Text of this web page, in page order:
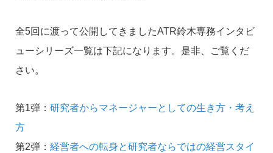
全5回に渡って公開してきましたATR鈴木専務インタビ
ューシリーズ一覧は下記になります。是非、ご覧くだ
さい。
第1弾： 研究者からマネージャーとしての生き方・考え
方
第2弾： 経営者への転身と研究者ならではの経営スタイ